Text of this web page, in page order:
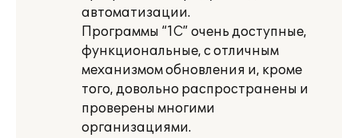
автоматизации.
Программы “1С” очень доступные,
функциональные, с отличным
механизмом обновления и, кроме
того, довольно распространены и
проверены многими
организациями.